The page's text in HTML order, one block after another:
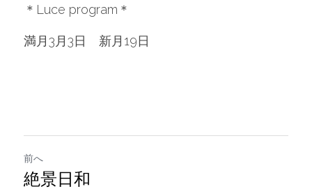
＊Luce program＊
満月3月3日　新月19日
前へ
絶景日和